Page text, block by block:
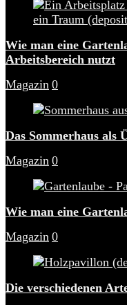
Wie man eine
Arbeitsbereich nutzt
Magazin 0
Das Sommerhaus als
Magazin 0
Wie man eine
Magazin 0
Die verschiedenen